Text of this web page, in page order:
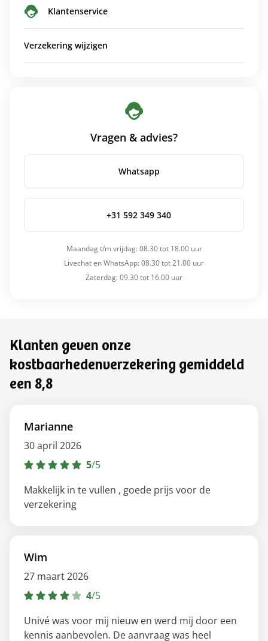
Klantenservice
Verzekering wijzigen
Vragen & advies?
Whatsapp
+31 592 349 340
Maandag t/m vrijdag: 08.30 tot 18.00 uur
Livechat en WhatsApp: 08.30 tot 21.00 uur
Zaterdag: 09.30 tot 16.00 uur
Klanten geven onze
kostbaarhedenverzekering gemiddeld
een 8,8
Marianne
30 april 2026
5/5
Makkelijk in te vullen , goede prijs voor de
verzekering
Wim
27 maart 2026
4/5
Univé was voor mij nieuw en werd mij door een
kennis aanbevolen. De aanvraag was heel